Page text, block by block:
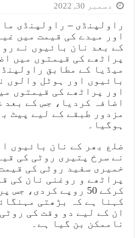
دسمبر 30, 2022
راولپنڈی – راولپنڈی
اور میدے کی قیمت میں
کے بعد نان بائیوں نے
پراٹھے کی قیمتوں میں
میڈیا کے مطابق
بائیوں اور ہوٹل والوں
اور پراٹھے کی قیمتوں
اضافہ کردیا، جس کے بعد
مزدور طبقے کے لیے پیٹ
ہوگیا۔
ضلع بھر کے نان بائیوں
پراٹھے و روغنی نان کی
کرکے 50 روپے کردی،
کہنا ہے کہ بڑھتی
ان کے لیے دو وقت کی
ناممکن بن گیا ہے۔